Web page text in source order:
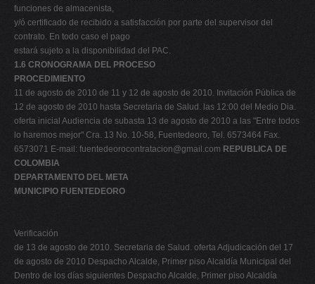
funciones de almacenista,
y/ó certificado de recibido a satisfacción por parte del supervisor del
contrato. En todo caso el pago
estará sujeto a la disponibilidad del PAC.
1.6 CRONOGRAMA DEL PROCESO
PROCEDIMIENTO
11 de agosto de 2010 de 11 y 12 de agosto de 2010. Invitación Pública de
12 de agosto de 2010 hasta Secretaria de Salud. las 12:00 del Medio Dia.
oferta inicial Audiencia de subasta 13 de agosto de 2010 a las "Entre todos
lo haremos mejor" Cra. 13 No. 10-58, Fuentedeoro, Tel. 6573464 Fax.
6573071 E-mail: fuentedeorocontratacion@gmail.com REPUBLICA DE
COLOMBIA
DEPARTAMENTO DEL META
MUNICIPIO FUENTEDEORO
Verificación
de 13 de agosto de 2010. Secretaria de Salud. oferta Adjudicación del 17
de agosto de 2010 Despacho Alcalde, Primer piso Alcaldía Municipal del
Dentro de los días siguientes Despacho Alcalde, Primer piso Alcaldía